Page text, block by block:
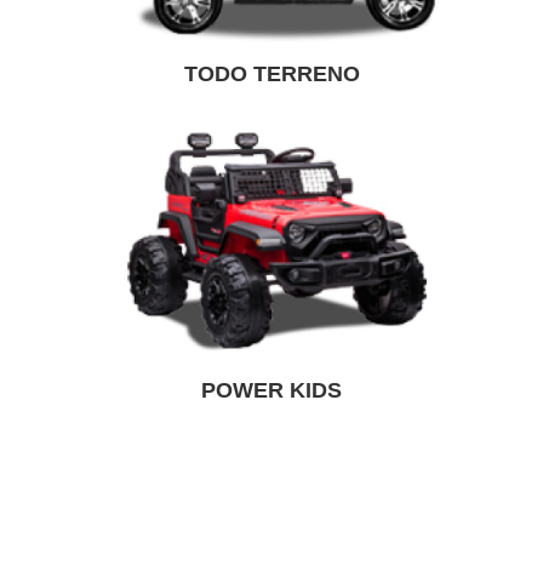
TODO TERRENO
POWER KIDS